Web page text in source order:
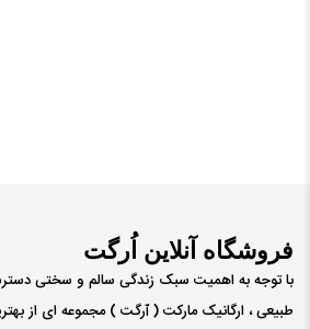
فروشگاه آنلاین اُرگت
با توجه به اهمیت سبک زندگی سالم و سختی
طبیعی ، ارگانیک مارکت ( ٱرگت ) مجموعه ای از